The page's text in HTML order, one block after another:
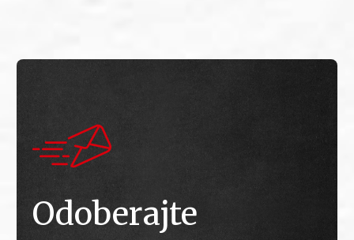
Odoberajte